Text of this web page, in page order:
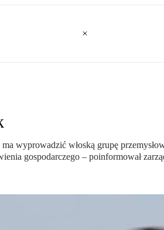
wyprowadzić włoską grupę
gospodarczego – poinformował